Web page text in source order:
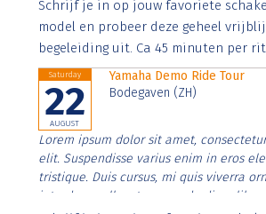
imperdiet. Nunc ut sem vitae risus
Schrijf je in op jouw favoriete
model en probeer deze geheel
begeleiding uit. Ca 45 minuten per
Saturday
22
AUGUST
Yamaha Demo Ride Tour
Bodegaven (ZH)
Lorem ipsum dolor sit amet,
elit. Suspendisse varius enim in eros
tristique. Duis cursus, mi quis viverra
interdum nulla, ut commodo diam